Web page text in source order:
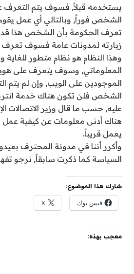
يستخدمه قبلاً, فسوف يتم التعرف
الشخص فوراً, وبالتالي أي عمل
تعرف الحكومة بأن الشخص هذا قد
زيارته لمدونات عامة فسوف تعرف
وهذا النظام هو نظام متطور للغاية
المعلوماتي, وسوف يتعرف على
الموجودين على الويب, وإن لم يتم
الشخص فلن تكون هناك خدمة
عليه, حسب ما قال وزير الاتصالات
هناك أدنى معلومات عن كيفية
يعمل قريباً.
وأكرر أننا في مدونة المحترف
السياسة كما ذكرت سابقاً, نرجو
شارك هذا الموضوع:
فيس بوك X
معجب بهذه: